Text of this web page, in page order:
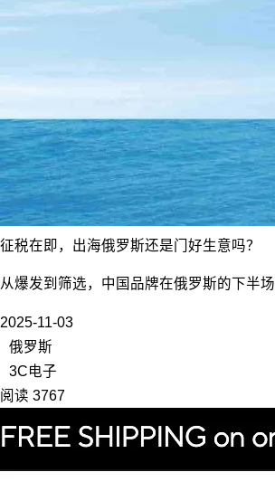
征税在即，出海俄罗斯还是门好生意吗？
从爆发到筛选，中国品牌在俄罗斯的下半场
2025-11-03
俄罗斯
3C电子
阅读 3767